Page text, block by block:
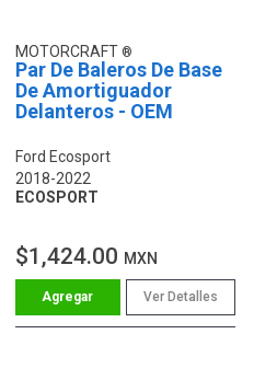
MOTORCRAFT
Par De Baleros De Base
De Amortiguador
Delanteros - OEM
Ford Ecosport
2018-2022
ECOSPORT
$1,424.00 MXN
Ver Detalles